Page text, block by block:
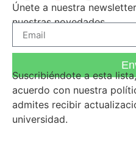
Únete a nuestra
nuestras novedades.
Suscribiéndote a esta
acuerdo con nuestra
admites recibir
universidad.